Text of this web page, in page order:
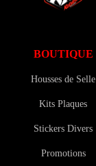
BOUTIQUE
Housses de Selle
Kits Plaques
Stickers Divers
Promotions